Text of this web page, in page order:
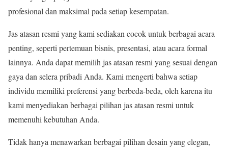
profesional dan maksimal pada setiap kesempatan.
Jas atasan resmi yang kami sediakan cocok untuk berbagai acara
penting, seperti pertemuan bisnis, presentasi, atau acara formal
lainnya. Anda dapat memilih jas atasan resmi yang sesuai dengan
gaya dan selera pribadi Anda. Kami mengerti bahwa setiap
individu memiliki preferensi yang berbeda-beda, oleh karena itu
kami menyediakan berbagai pilihan jas atasan resmi untuk
memenuhi kebutuhan Anda.
Tidak hanya menawarkan berbagai pilihan desain yang elegan,